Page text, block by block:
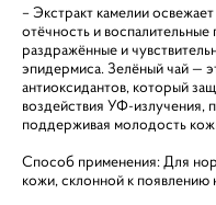
– Экстракт камелии
отёчность и
раздражённые и
эпидермиса. Зелёный чай —
антиоксидантов, который
воздействия УФ-излучения,
поддерживая молодость
Способ применения: Для
кожи, склонной к появлению